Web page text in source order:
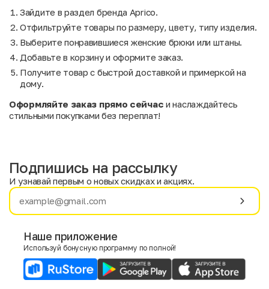
Зайдите в раздел бренда Aprico.
Отфильтруйте товары по размеру, цвету, типу изделия.
Выберите понравившиеся женские брюки или штаны.
Добавьте в корзину и оформите заказ.
Получите товар с быстрой доставкой и примеркой на
дому.
Оформляйте заказ прямо сейчас и наслаждайтесь
стильными покупками без переплат!
Имя
E-mail
Подпишись на рассылку
И узнавай первым о новых скидках и акциях.
Наше приложение
Используй бонусную программу по полной!